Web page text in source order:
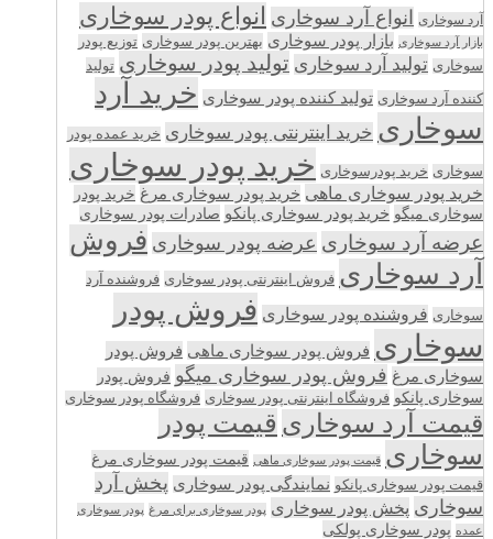
آرد سوخاری انواع آرد سوخاری انواع پودر سوخاری
بازار آرد سوخاری بازار پودر سوخاری بهترین پودر سوخاری توزیع پودر
سوخاری تولید آرد سوخاری تولید پودر سوخاری تولید
کننده آرد سوخاری تولید کننده پودر سوخاری خرید آرد
سوخاری خرید اینترنتی پودر سوخاری خرید عمده پودر
سوخاری خرید پودرسوخاری خرید پودر سوخاری
خرید پودر سوخاری ماهی خرید پودر سوخاری مرغ خرید پودر
سوخاری میگو خرید پودر سوخاری پانکو صادرات پودر سوخاری
عرضه آرد سوخاری عرضه پودر سوخاری فروش
آرد سوخاری فروش اینترنتی پودر سوخاری فروشنده آرد
سوخاری فروشنده پودر سوخاری فروش پودر
سوخاری فروش پودر سوخاری ماهی فروش پودر
سوخاری مرغ فروش پودر سوخاری میگو فروش پودر
سوخاری پانکو فروشگاه اینترنتی پودر سوخاری فروشگاه پودر سوخاری
قیمت آرد سوخاری قیمت پودر
سوخاری قیمت پودر سوخاری ماهی قیمت پودر سوخاری مرغ
قیمت پودر سوخاری پانکو نمایندگی پودر سوخاری پخش آرد
سوخاری پخش پودر سوخاری پودر سوخاری برای مرغ پودر سوخاری
عمده پودر سوخاری پولکی